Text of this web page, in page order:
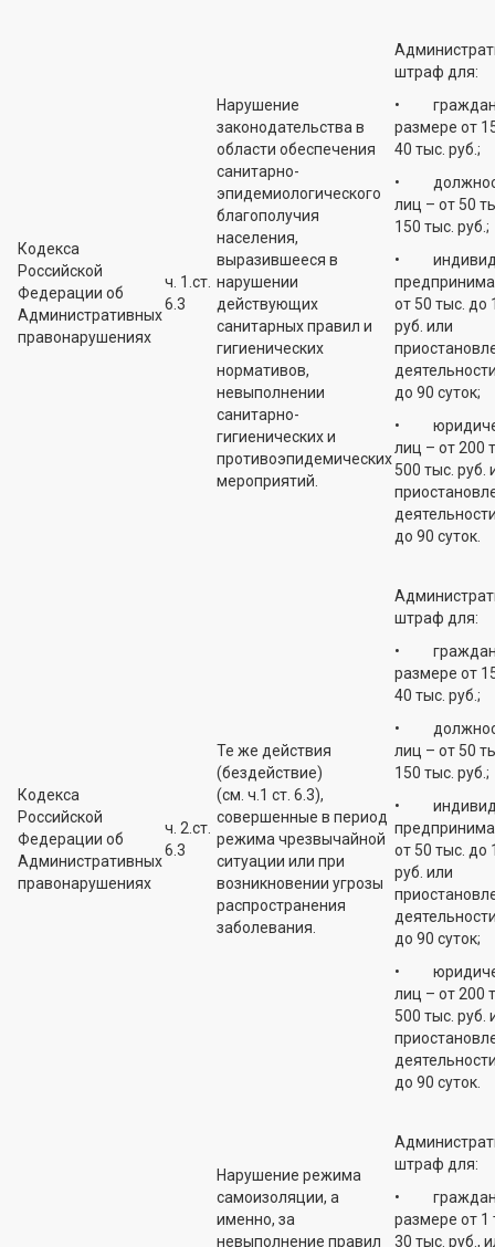
Кодекса
Российской
Федерации об
Административных
правонарушениях
ч. 1.ст.
6.3
Нарушение
законодательства в
области обеспечения
санитарно-
эпидемиологического
благополучия
населения,
выразившееся в
нарушении
действующих
санитарных правил и
гигиенических
нормативов,
невыполнении
санитарно-
гигиенических и
противоэпидемических
мероприятий.
штраф для:
• граждан
размере от
40 тыс. руб.;
•
лиц – от 50
150 тыс. руб.;
•
от 50 тыс. до
руб. или
до 90 суток;
•
лиц – от 200
500 тыс. руб.
до 90 суток.
Кодекса
Российской
Федерации об
Административных
правонарушениях
ч. 2.ст.
6.3
Те же действия
(бездействие)
(см. ч.1 ст. 6.3),
совершенные в период
режима чрезвычайной
ситуации или при
возникновении угрозы
распространения
заболевания.
штраф для:
• граждан
размере от
40 тыс. руб.;
•
лиц – от 50
150 тыс. руб.;
•
от 50 тыс. до
руб. или
до 90 суток;
•
лиц – от 200
500 тыс. руб.
до 90 суток.
Нарушение режима
самоизоляции, а
именно, за
невыполнение правил
штраф для:
• граждан
размере от 1
30 тыс. руб.,